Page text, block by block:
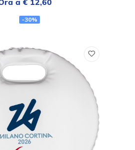
-30%